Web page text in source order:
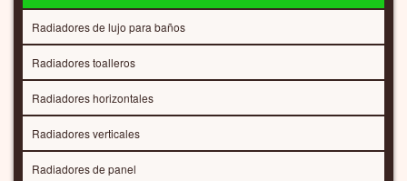
Radiadores de lujo para baños
Radiadores toalleros
Radiadores horizontales
Radiadores verticales
Radiadores de panel